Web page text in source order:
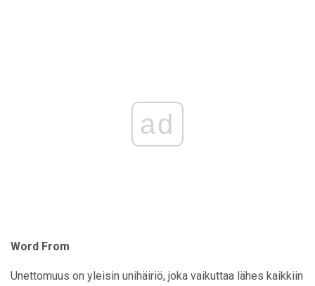
ad
Word From
Unettomuus on yleisin unihäiriö, joka vaikuttaa lähes kaikkiin